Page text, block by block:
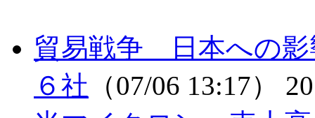
貿易戦争 日本への
６社 （07/06 13:17）